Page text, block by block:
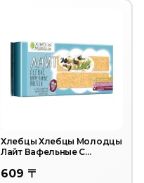
Хлебцы Хлебцы Молодцы
Лайт Вафельные С
косточек 70г
609 〒